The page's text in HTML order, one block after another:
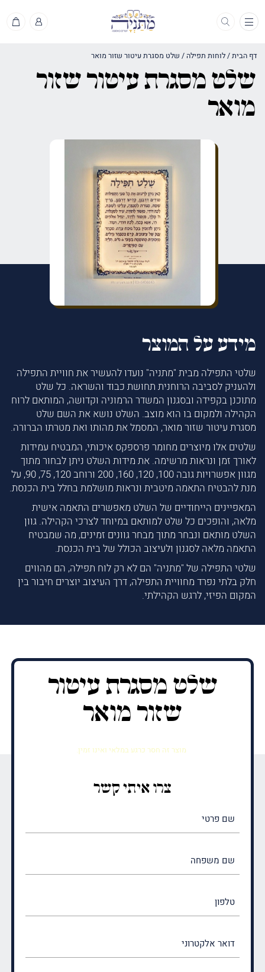
תפריט
דף הבית/לוחות תפילה / שלט מסגרת עיטור שזור מואר
שלט מסגרת עיטור שזור
מואר
מידע על המוצר
שלטי התפילה מבית "מתניה" נועדו להעשיר את חוויית התפילה
ולהעניק לסביבה הרוחנית תחושת כבוד והשראה. כל שלט
מתוכנן בקפידה ובסגנון המשדר הרמוניה וקדושה, המותאם לרוח
הקהילה ולמקום בו הוא מוצב. השלט נושא את השם שלט
מסגרת עיטור שזור מואר, המסמל את מהותו ואת מטרתו הברורה.
שלטים אלו מיוצרים מחומר פרספקס איכותי, המבטיח עמידות
לאורך זמן ונראות מרשימה. את מידות השלט ניתן לבחור מתוך
מגוון אפשרויות גובה 100, 120, 160, 200 ורוחב 120, 75, 90, על
מנת להבטיח התאמה מיטבית ונראות מושלמת בחלל בית הכנסת.
המאפיינים הייחודיים של השלט מאפשרים התאמה אישית
מלאה, והופכים כל שלט למותאם במיוחד לצרכי הקהילה. גוון
השלט מותאם ונבחר מתוך מבחר גוונים זמינים, מה שמבטיח
התאמה מלאה לסגנון ולעיצוב הכולל של בית הכנסת.
שלטי התפילה של "מתניה" הם לא רק לוח תפילה, הם מהווים
חלק בלתי נפרד מחוויית התפילה, דרך העיצוב יוצרים חיבור בין
המקום הפיזי, לרגש הקהילתי.
שלט מסגרת עיטור
שזור מואר
מוצר זה חסר כרגע במלאי ואינו זמין.
צרו איתי קשר
(חובה)
(חובה)